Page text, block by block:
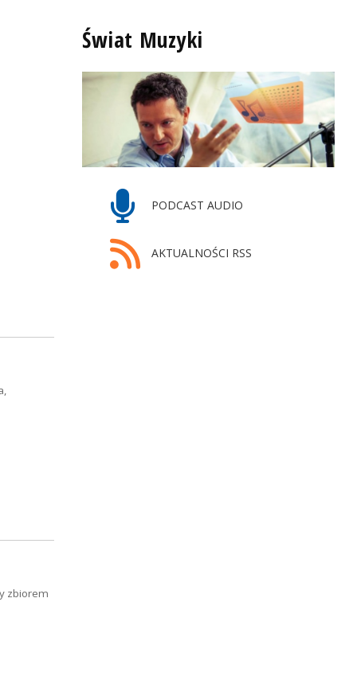
Świat Muzyki
PODCAST AUDIO
AKTUALNOŚCI RSS
zbiorem